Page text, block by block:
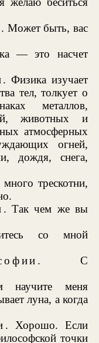
. Может быть, вас
— это насчет
. Физика изучает
тел, толкует о
металлов,
животных и
атмосферных
огней,
дождя, снега,
трескотни,
. Так чем же вы
со мной
. С
научите меня
луна, а когда
. Хорошо. Если
точки